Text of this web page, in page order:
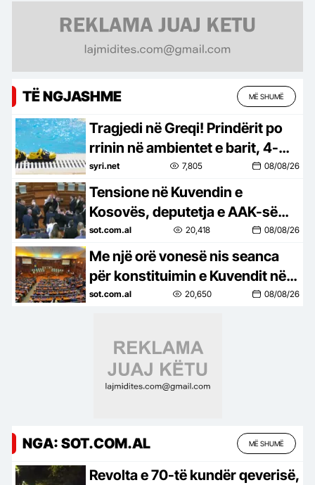
TË NGJASHME MË SHUMË
Tragjedi në Greqi! Prindërit po
rrinin në ambientet e barit, 4-
vjeçari mbytet në pishinë
syri.net 7,805 08/08/26
Tensione në Kuvendin e
Kosovës, deputetja e AAK-së
gjuan me vezë drejt Kurtit,
ndërpritet seanca
sot.com.al 20,418 08/08/26
Me një orë vonesë nis seanca
për konstituimin e Kuvendit në
Kosovë, 109 deputetë në sallë
sot.com.al 20,650 08/08/26
NGA: SOT.COM.AL MË SHUMË
Revolta e 70-të kundër qeverisë,